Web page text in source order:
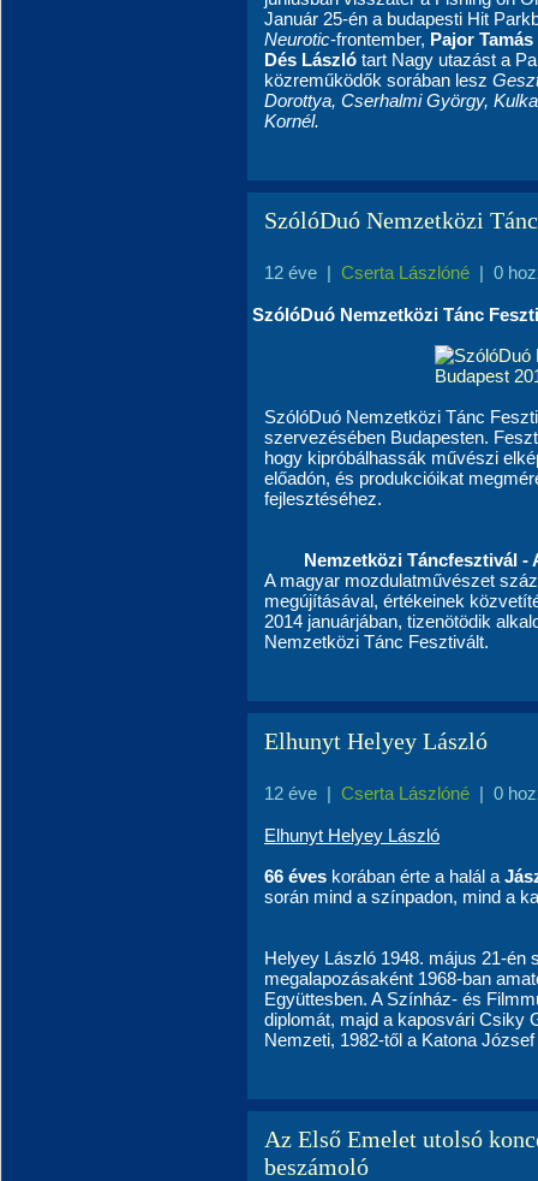
Január 25-én a budapesti Hit
Neurotic-frontember, Pajor Tamás
Dés László tart Nagy utazást a
közreműködők sorában lesz
Dorottya, Cserhalmi György,
Kornél.
SzólóDuó Nemzetközi
12 éve | Cserta Lászlóné | 0
SzólóDuó Nemzetközi Tánc
SzólóDuó Nemzetközi Tánc
szervezésében Budapesten.
hogy kipróbálhassák művészi
előadón, és produkcióikat
fejlesztéséhez.
Nemzetközi Táncfesztivál
A magyar mozdulatművészet
megújításával, értékeinek
2014 januárjában, tizenötödik
Nemzetközi Tánc Fesztivált.
Elhunyt Helyey László
12 éve | Cserta Lászlóné | 0
Elhunyt Helyey László
66 éves korában érte a halál a
során mind a színpadon, mind a
Helyey László 1948. május 21-én
megalapozásaként 1968-ban
Együttesben. A Színház- és
diplomát, majd a kaposvári Csiky
Nemzeti, 1982-től a Katona
Az Első Emelet utolsó
beszámoló